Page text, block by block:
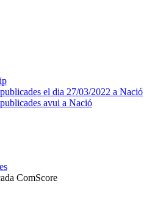
el dia 27/03/2022 a Nació
avui a Nació
ComScore